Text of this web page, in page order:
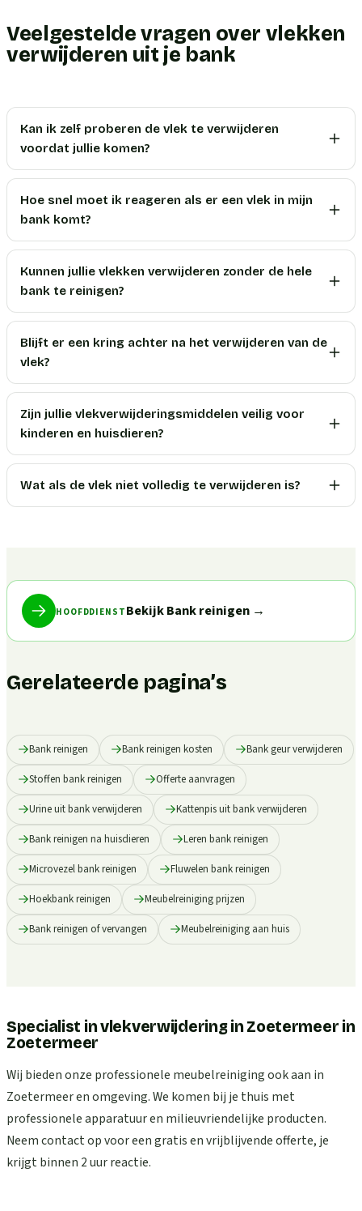
Veelgestelde vragen over vlekken
verwijderen uit je bank
Kan ik zelf proberen de vlek te verwijderen
voordat jullie komen?
Hoe snel moet ik reageren als er een vlek in mijn
bank komt?
Kunnen jullie vlekken verwijderen zonder de hele
bank te reinigen?
Blijft er een kring achter na het verwijderen van de
vlek?
Zijn jullie vlekverwijderingsmiddelen veilig voor
kinderen en huisdieren?
Wat als de vlek niet volledig te verwijderen is?
HOOFDDIENST Bekijk Bank reinigen→
Gerelateerde pagina’s
Bank reinigen Bank reinigen kosten Bank geur verwijderen
Stoffen bank reinigen Offerte aanvragen
Urine uit bank verwijderen Kattenpis uit bank verwijderen
Bank reinigen na huisdieren Leren bank reinigen
Microvezel bank reinigen Fluwelen bank reinigen
Hoekbank reinigen Meubelreiniging prijzen
Bank reinigen of vervangen Meubelreiniging aan huis
Specialist in vlekverwijdering in Zoetermeer in
Zoetermeer
Wij bieden onze professionele meubelreiniging ook aan in
Zoetermeer en omgeving. We komen bij je thuis met
professionele apparatuur en milieuvriendelijke producten.
Neem contact op voor een gratis en vrijblijvende offerte, je
krijgt binnen 2 uur reactie.